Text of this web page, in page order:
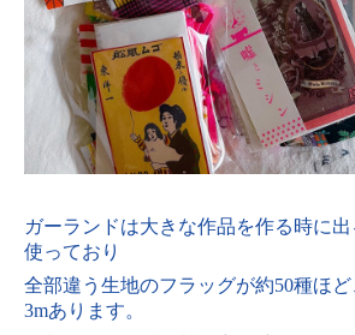
ガーランドは大きな作品を作る時に
使っており
全部違う生地のフラッグが約50種ほ
3mあります。